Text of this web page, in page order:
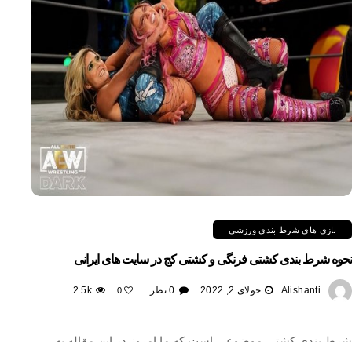
بازی های شرط بندی ورزشی
نحوه شرط بندی کشتی فرنگی و کشتی کج در سایت های ایرانی
Alishanti جولای 2, 2022 0 نظر 0
2.5k